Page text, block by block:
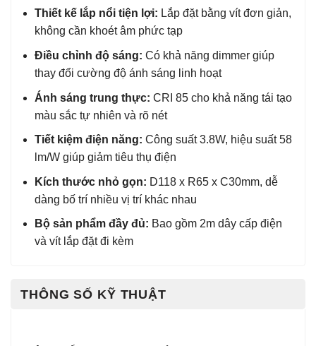
Thiết kế lắp nổi tiện lợi: Lắp đặt bằng vít đơn giản,
không cần khoét âm phức tạp
Điều chỉnh độ sáng: Có khả năng dimmer giúp
thay đổi cường độ ánh sáng linh hoạt
Ánh sáng trung thực: CRI 85 cho khả năng tái tạo
màu sắc tự nhiên và rõ nét
Tiết kiệm điện năng: Công suất 3.8W, hiệu suất 58
lm/W giúp giảm tiêu thụ điện
Kích thước nhỏ gọn: D118 x R65 x C30mm, dễ
dàng bố trí nhiều vị trí khác nhau
Bộ sản phẩm đầy đủ: Bao gồm 2m dây cấp điện
và vít lắp đặt đi kèm
THÔNG SỐ KỸ THUẬT